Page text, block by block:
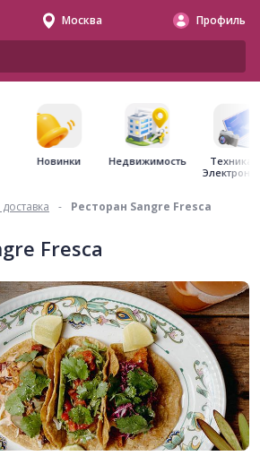
Москва Профиль
Новинки Недвижимость
Техника
- Ресторан Sangre Fresca
Fresca